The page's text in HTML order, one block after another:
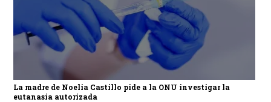
La madre de Noelia Castillo pide a la ONU investigar la
eutanasia autorizada